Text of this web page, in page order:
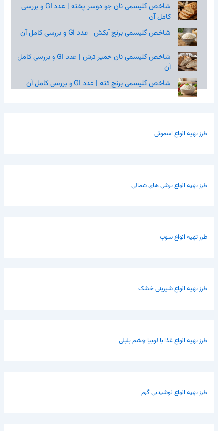
شاخص گلیسمی نان جو دوسر پخته | عدد GI و بررسی
کامل آن
شاخص گلیسمی برنج آبکش | عدد GI و بررسی کامل آن
شاخص گلیسمی نان خمیر ترش | عدد GI و بررسی کامل
آن
شاخص گلیسمی برنج کته | عدد GI و بررسی کامل آن
طرز تهیه انواع اسموتی
طرز تهیه انواع ترشی های شمالی
طرز تهیه انواع سوپ
طرز تهیه انواع شیرینی خشک
طرز تهیه انواع غذا با لوبیا چشم بلبلی
طرز تهیه انواع نوشیدنی گرم